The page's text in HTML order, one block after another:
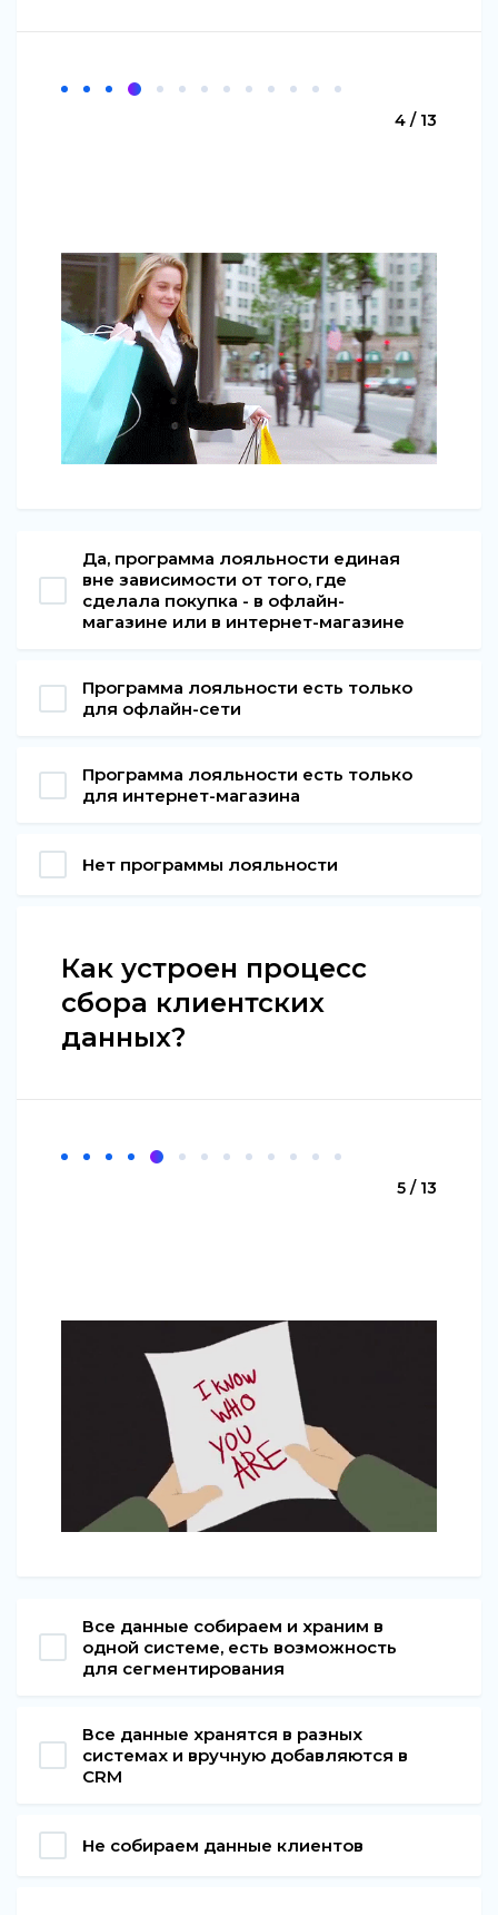
4 / 13
Да, программа лояльности единая
вне зависимости от того, где
сделала покупка - в офлайн-
магазине или в интернет-магазине
Программа лояльности есть только
для офлайн-сети
Программа лояльности есть только
для интернет-магазина
Нет программы лояльности
Как устроен процесс
сбора клиентских
данных?
5 / 13
Все данные собираем и храним в
одной системе, есть возможность
для сегментирования
Все данные хранятся в разных
системах и вручную добавляются в
CRM
Не собираем данные клиентов